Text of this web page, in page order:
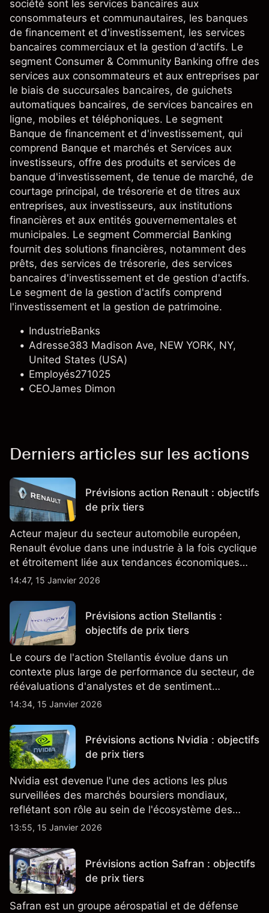
société sont les services bancaires aux
consommateurs et communautaires, les banques
de financement et d'investissement, les services
bancaires commerciaux et la gestion d'actifs. Le
segment Consumer & Community Banking offre des
services aux consommateurs et aux entreprises par
le biais de succursales bancaires, de guichets
automatiques bancaires, de services bancaires en
ligne, mobiles et téléphoniques. Le segment
Banque de financement et d'investissement, qui
comprend Banque et marchés et Services aux
investisseurs, offre des produits et services de
banque d'investissement, de tenue de marché, de
courtage principal, de trésorerie et de titres aux
entreprises, aux investisseurs, aux institutions
financières et aux entités gouvernementales et
municipales. Le segment Commercial Banking
fournit des solutions financières, notamment des
prêts, des services de trésorerie, des services
bancaires d'investissement et de gestion d'actifs.
Le segment de la gestion d'actifs comprend
l'investissement et la gestion de patrimoine.
IndustrieBanks
Adresse383 Madison Ave, NEW YORK, NY,
United States (USA)
Employés271025
CEOJames Dimon
Derniers articles sur les actions
Prévisions action Renault : objectifs
de prix tiers
Acteur majeur du secteur automobile européen,
Renault évolue dans une industrie à la fois cyclique
et étroitement liée aux tendances économiques
générales.
14:47, 15 Janvier 2026
Prévisions action Stellantis :
objectifs de prix tiers
Le cours de l'action Stellantis évolue dans un
contexte plus large de performance du secteur, de
réévaluations d'analystes et de sentiment
changeant, qui ensemble aident à comprendre
14:34, 15 Janvier 2026
Prévisions actions Nvidia : objectifs
de prix tiers
Nvidia est devenue l'une des actions les plus
surveillées des marchés boursiers mondiaux,
reflétant son rôle au sein de l'écosystème des
semi-conducteurs et de l'IA.
13:55, 15 Janvier 2026
Prévisions action Safran : objectifs
de prix tiers
Safran est un groupe aérospatial et de défense